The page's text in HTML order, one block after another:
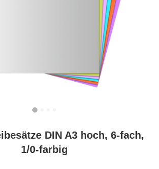
DIN A3 hoch, 6-fach,
1/0-farbig